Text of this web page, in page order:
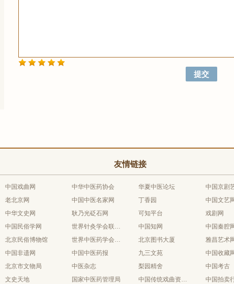
友情链接
中国戏曲网
老北京网
中华文史网
中国民俗学网
北京民俗博物馆
中国非遗网
北京市文物局
文史天地
中华中医药协会
中国中医名家网
耿乃光砭石网
世界针灸学会联合会
世界中医药学会联合会
中国中医药报
中医杂志
国家中医药管理局
华夏中医论坛
丁香园
可知平台
中国知网
北京图书大厦
九三文苑
梨园精舍
中国传统戏曲资源库
中国京剧
中国文艺
戏剧网
中国秦腔
雅昌艺术
中国收藏
中国考古
中国拍卖